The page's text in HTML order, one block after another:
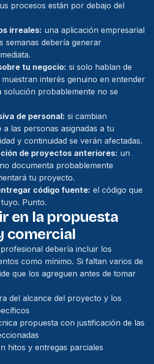
procesos están por debajo del
irreales: una aplicación empresarial
semanas debería generar
tu negocio: si solo hablan de
interés genuino en entender
solución probablemente no se
de personal: si cambian
a las personas asignadas a tu
y continuidad se verán afectadas.
de proyectos anteriores: un
documenta probablemente
tu proyecto.
código fuente: el código que
Punto.
en la propuesta
comercial
debería incluir los
como mínimo. Si faltan varios de
que los agreguen antes de tomar
del alcance del proyecto y los
propuesta con justificación de las
hitos y entregas parciales